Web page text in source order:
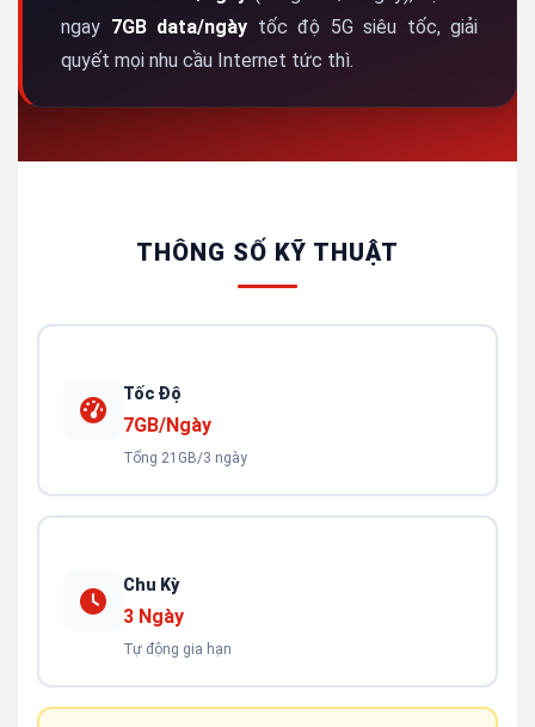
ngay 7GB data/ngày tốc độ 5G siêu tốc, giải
quyết mọi nhu cầu Internet tức thì.
THÔNG SỐ KỸ THUẬT
Tốc Độ
7GB/Ngày
Tổng 21GB/3 ngày
Chu Kỳ
3 Ngày
Tự động gia hạn